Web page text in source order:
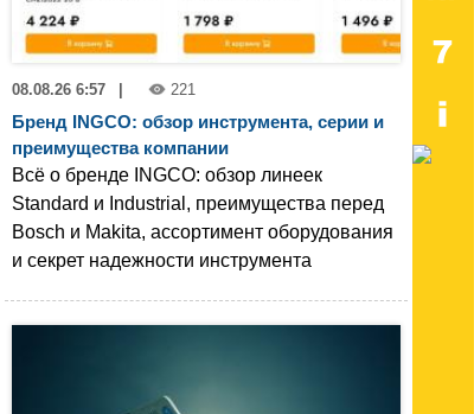
08.08.26 6:57 221
Бренд INGCO: обзор инструмента, серии и
преимущества компании
Всё о бренде INGCO: обзор линеек
Standard и Industrial, преимущества перед
Bosch и Makita, ассортимент оборудования
и секрет надежности инструмента